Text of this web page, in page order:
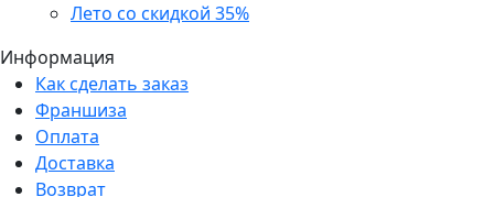
Лето со скидкой 35%
Информация
Как сделать заказ
Франшиза
Оплата
Доставка
Возврат